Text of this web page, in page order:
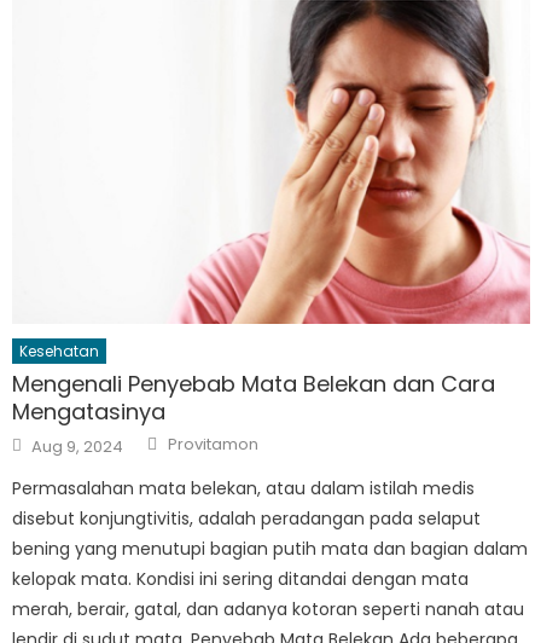
Kesehatan
Mengenali Penyebab Mata Belekan dan Cara
Mengatasinya
Posted
on
Aug 9, 2024 Author
Provitamon
Permasalahan mata belekan, atau dalam istilah medis
disebut konjungtivitis, adalah peradangan pada selaput
bening yang menutupi bagian putih mata dan bagian dalam
kelopak mata. Kondisi ini sering ditandai dengan mata
merah, berair, gatal, dan adanya kotoran seperti nanah atau